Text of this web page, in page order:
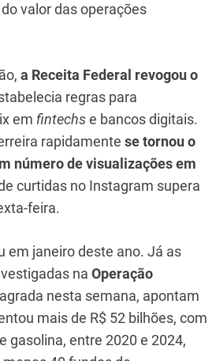
valor das operações
a Receita Federal revogou o
regras para
em fintechse bancos digitais.
rapidamente se tornou o
número de visualizações em
curtidas no Instagram supera
feira.
em janeiro deste ano. Já as
na Operação
nesta semana, apontam
mais de R$ 52 bilhões, com
gasolina, entre 2020 e 2024,